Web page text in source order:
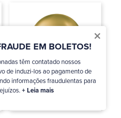
×
EM BOLETOS!
têm contatado nossos
de induzi-los ao pagamento de
informações fraudulentas para
+ Leia mais
Metallic Balloons Ouro 11